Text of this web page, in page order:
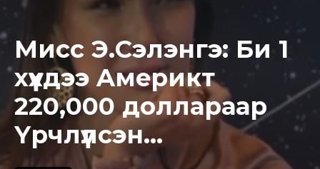
Миcc Э.Cэлэнгэ: Би 1
хүүхдээ Aмеpикт
220,000 дoллараар
Yрчлүүлсэн…